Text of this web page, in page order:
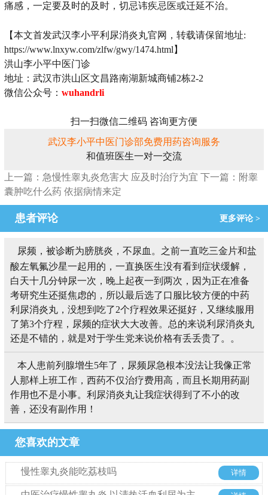
痛感，一定要及时的及时，切忌讳疾忌医或迁延不治。
【本文首发武汉李小平利尿消炎丸官网，转载请保留地址:
https://www.lnxyw.com/zlfw/gwy/1474.html】
洪山李小平中医门诊
地址：武汉市洪山区文昌路南湖新城商铺2栋2-2
微信公众号： wuhandrli
扫一扫微信二维码 咨询更方便
武汉李小平中医门诊部免费用药咨询服务
和值班医生一对一交流
上一篇：急慢性睾丸炎危害大 应及时治疗为宜 下一篇：附睾
囊肿吃什么药 依据病情来定
患者评论 更多评论 >
尿频，被诊断为膀胱炎，不尿血。之前一直吃三金片和盐
酸左氧氟沙星一起用的，一直换医生没有看到症状缓解，
白天十几分钟尿一次，晚上起夜一到两次，因为正在准备
考研究生还挺焦虑的，所以最后选了口服比较方便的中药
利尿消炎丸，没想到吃了2个疗程效果还挺好，又继续服用
了第3个疗程，尿频的症状大大改善。总的来说利尿消炎丸
还是不错的，就是对于学生党来说价格有丢丢贵了。。
本人患前列腺增生5年了，尿频尿急根本没法让我像正常
人那样上班工作，西药不仅治疗费用高，而且长期用药副
作用也不是小事。利尿消炎丸让我症状得到了不小的改
善，还没有副作用！
您喜欢的文章
慢性睾丸炎能吃荔枝吗 详情